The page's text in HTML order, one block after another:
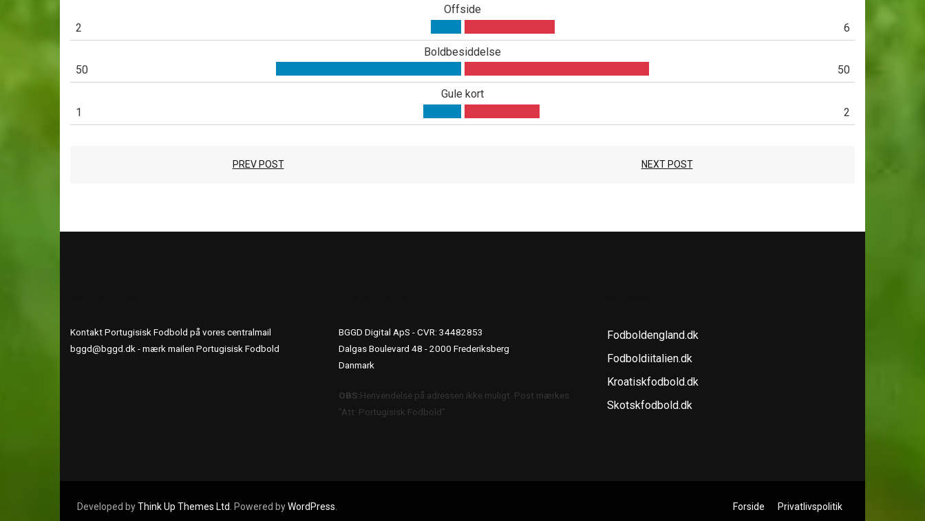
Offside
2
6
Boldbesiddelse
50
50
Gule kort
1
2
PREV POST NEXT POST
Kontakt Portugisisk Fodbold på vores centralmail
bggd@bggd.dk - mærk mailen Portugisisk Fodbold
BGGD Digital ApS - CVR: 34482853
Dalgas Boulevard 48 - 2000 Frederiksberg
Danmark
OBS:Henvendelse på adressen ikke muligt. Post mærkes
"Att: Portugisisk Fodbold"
Fodboldengland.dk
Fodboldiitalien.dk
Kroatiskfodbold.dk
Skotskfodbold.dk
Developed byThink Up Themes Ltd . Powered byWordPress Forside Privatlivspolitik